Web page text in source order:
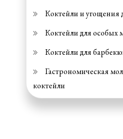
Коктейли и угощения
Коктейли для особых
Коктейли для
Гастрономическая
коктейли